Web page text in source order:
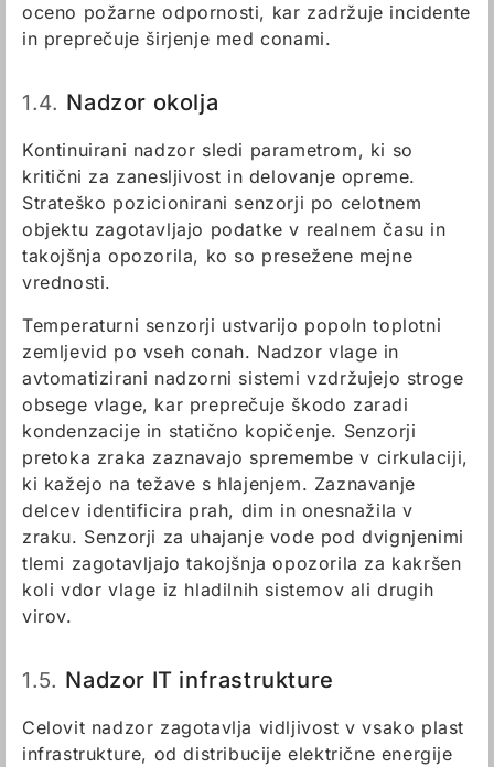
oceno požarne odpornosti, kar zadržuje incidente
in preprečuje širjenje med conami.
1.4. Nadzor okolja
Kontinuirani nadzor sledi parametrom, ki so
kritični za zanesljivost in delovanje opreme.
Strateško pozicionirani senzorji po celotnem
objektu zagotavljajo podatke v realnem času in
takojšnja opozorila, ko so presežene mejne
vrednosti.
Temperaturni senzorji ustvarijo popoln toplotni
zemljevid po vseh conah. Nadzor vlage in
avtomatizirani nadzorni sistemi vzdržujejo stroge
obsege vlage, kar preprečuje škodo zaradi
kondenzacije in statično kopičenje. Senzorji
pretoka zraka zaznavajo spremembe v cirkulaciji,
ki kažejo na težave s hlajenjem. Zaznavanje
delcev identificira prah, dim in onesnažila v
zraku. Senzorji za uhajanje vode pod dvignjenimi
tlemi zagotavljajo takojšnja opozorila za kakršen
koli vdor vlage iz hladilnih sistemov ali drugih
virov.
1.5. Nadzor IT infrastrukture
Celovit nadzor zagotavlja vidljivost v vsako plast
infrastrukture, od distribucije električne energije